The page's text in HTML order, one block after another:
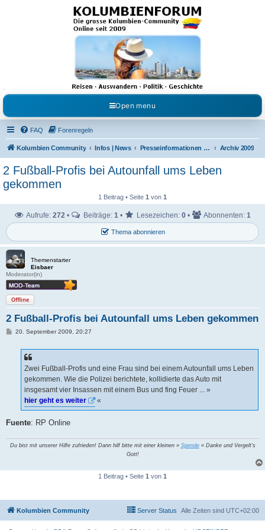
Kolumbienforum - Das
grosse Forum der
Freunde Kolumbiens
Reisen, Auswandern, Kultur, Politik, Geschichte und Visum in Kolumbien und Venezuela.
Austausch, Erfahrungen und Gemeinschaft im Kolumbienforum
Open menu
FAQ Forenregeln
Kolumbien Community Infos | News Presseinformationen & Neuigkeiten Archiv 2009
2 Fußball-Profis bei Autounfall ums Leben
gekommen
1 Beitrag • Seite 1 von 1
Thema abonnieren
Aufrufe: 272 • Beiträge: 1 • Lesezeichen: 0 • Abonnenten: 1
Themenstarter
Eisbaer
Moderator(in)
Offline
2 Fußball-Profis bei Autounfall ums Leben gekommen
B20. September 2009, 20:27
Zwei Fußball-Profis und eine Frau sind bei einem Autounfall ums Leben
gekommen. Wie die Polizei berichtete, kollidierte das Auto mit
insgesamt vier Insassen mit einem Bus und fing Feuer ... »
hier geht es weiter
«
Fuente: RP Online
Du bist mit unserer Hilfe zufrieden! Dann hilf bitte mit einer kleinen » Spende« Danke und Vergelt's
Gott!
1 Beitrag • Seite 1 von 1
Kolumbien Community Alle Zeiten sind UTC+02:00
Server Status